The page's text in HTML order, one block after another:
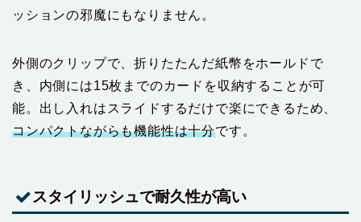
ッションの邪魔にもなりません。
外側のクリップで、折りたたんだ紙幣をホールドで
き、内側には15枚までのカードを収納することが可
能。出し入れはスライドするだけで楽にできるため、
コンパクトながらも機能性は十分です。
スタイリッシュで耐久性が高い